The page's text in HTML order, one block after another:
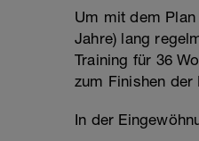
Um mit dem
Jahre) lang
Training für 36
zum Finishen der
In der